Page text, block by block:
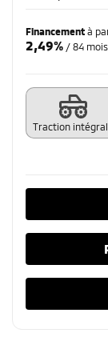
Financement à
2,49% / 84 mois
Traction